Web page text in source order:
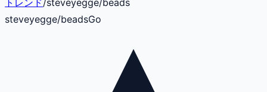
トレンド/steveyegge/beads
steveyegge/beadsGo